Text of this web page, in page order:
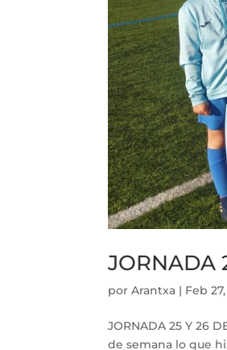
JORNADA
porArantxa | Feb
JORNADA 25 Y 26
de semana lo que